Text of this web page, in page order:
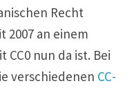
Recht
2007 an einem
nun da ist. Bei
verschiedenen CC-